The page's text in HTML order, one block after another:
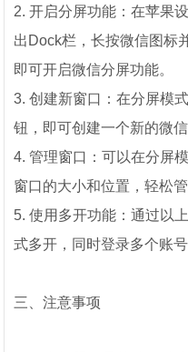
2. 开启分屏功能：在苹果
出Dock栏，长按微信图标
即可开启微信分屏功能。
3. 创建新窗口：在分屏模
钮，即可创建一个新的微信
4. 管理窗口：可以在分屏
窗口的大小和位置，轻松
5. 使用多开功能：通过以
式多开，同时登录多个账
三、注意事项